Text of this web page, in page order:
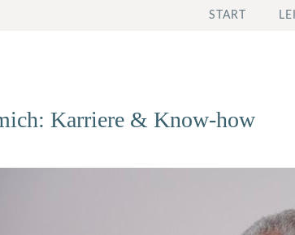
START
Karriere & Know-how